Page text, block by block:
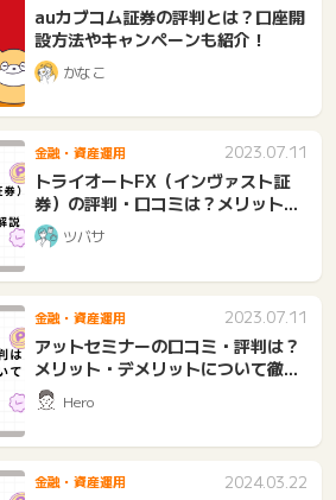
auカブコム証券の評判とは？口座開
設方法やキャンペーンも紹介！
かなこ
金融・資産運用 2023.07.11
トライオートFX（インヴァスト証
券）の評判・口コミは？メリット・
デメリットを徹底解説
ツバサ
金融・資産運用 2023.07.11
アットセミナーの口コミ・評判は？
メリット・デメリットについて徹底
解説！Hero
金融・資産運用 2024.03.22